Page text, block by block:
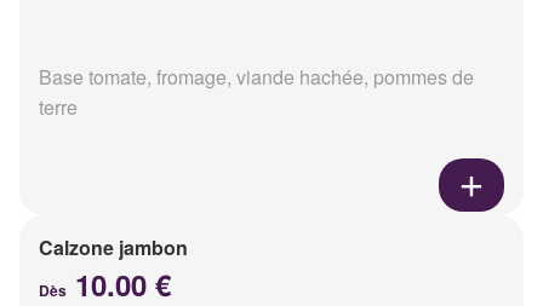
Base tomate, fromage, viande hachée, pommes de
terre
Calzone jambon
Dès 10.00 €